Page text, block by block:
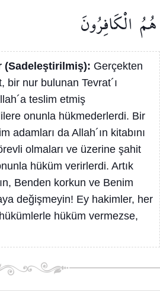
هُمُ الْكَافِرُونَ
(Sadeleştirilmiş): Gerçekten
bir nur bulunan Tevrat´ı
teslim etmiş
onunla hükmederlerdi. Bir
adamları da Allah´ın kitabını
olmaları ve üzerine şahit
hüküm verirlerdi. Artık
Benden korkun ve Benim
değişmeyin! Ey hakimler, her
hüküm vermezse,